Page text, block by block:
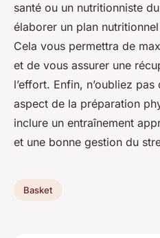
santé ou un nutritionniste
élaborer un plan
Cela vous permettra de
et de vous assurer une
l’effort. Enfin, n’oubliez pas
aspect de la préparation
inclure un entraînement
et une bonne gestion du
Basket